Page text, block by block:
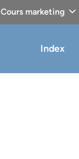
Cours marketing
Index